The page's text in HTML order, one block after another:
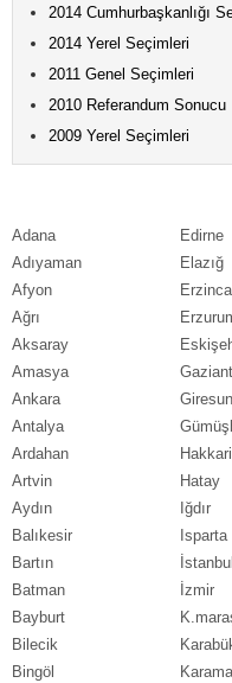
Adana
Adıyaman
Afyon
Ağrı
Aksaray
Amasya
Ankara
Antalya
Ardahan
Artvin
Aydın
Balıkesir
Bartın
Batman
Bayburt
Bilecik
Bingöl
Edirne
Elazığ
Giresun
Hakkari
Hatay
Iğdır
Isparta
İstanbul
İzmir
2014 Cumhurbaşkanlığı
2014 Yerel Seçimleri
2011 Genel Seçimleri
2010 Referandum Sonucu
2009 Yerel Seçimleri